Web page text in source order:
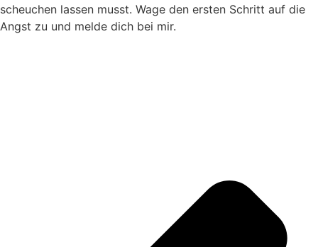
scheuchen lassen musst. Wage den ersten Schritt auf die
Angst zu und melde dich bei mir.